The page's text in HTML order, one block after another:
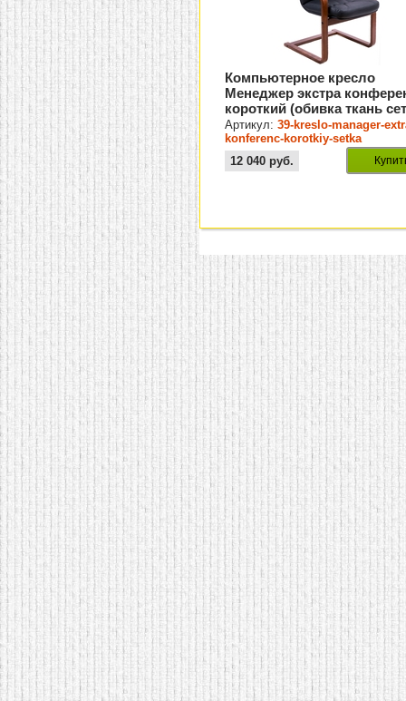
Компьютерное кресло
Менеджер экстра
короткий (обивка ткань
3Д)
Артикул:39-kreslo-manager-
konferenc-korotkiy-setka
12 040 руб.